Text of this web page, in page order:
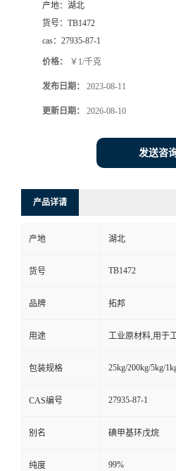
产地： 湖北
货号： TB1472
cas： 27935-87-1
价格： ￥1/千克
发布日期： 2023-08-11
更新日期： 2026-08-10
发送咨
产品详请
产地 湖北
货号 TB1472
品牌 拓邦
用途 工业原材料,用于
包装规格 25kg/200kg/5kg/
CAS编号 27935-87-1
别名 碘甲基环戊烷
纯度 99%